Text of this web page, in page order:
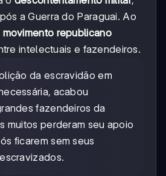
a Guerra do Paraguai. Ao
movimento republicano
intelectuais e fazendeiros.
da escravidão em
acabou
fazendeiros da
muitos perderam seu apoio
ficarem sem seus